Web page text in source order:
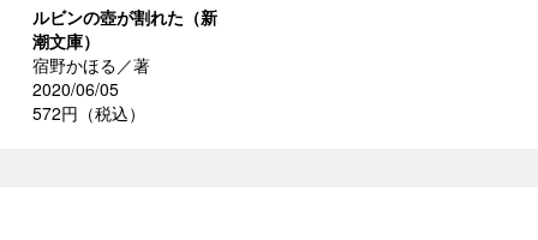
ルビンの壺が割れた（新
潮文庫）
宿野かほる／著
2020/06/05
572円（税込）